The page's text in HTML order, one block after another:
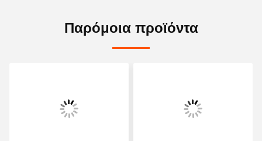
Παρόμοια προϊόντα